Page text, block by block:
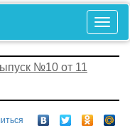
№10 от 11